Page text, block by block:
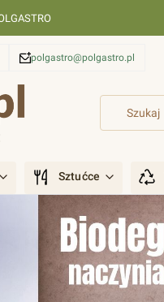
polgastro@polgastro.pl
Sztućce